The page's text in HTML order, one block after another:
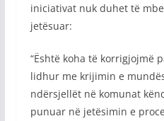
iniciativat nuk duhet të
jetësuar:
“Është koha të korrigjojmë
lidhur me krijimin e
ndërsjellët në komunat
punuar në jetësimin e